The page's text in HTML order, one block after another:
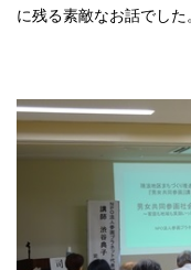
に残る素敵なお話でした